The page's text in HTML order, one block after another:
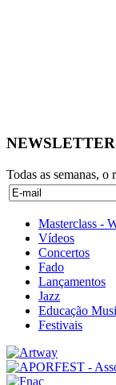
NEWSLETTER
Todas as semanas,
Masterclass -
Vídeos
Concertos
Fado
Lançamentos
Jazz
Educação
Festivais